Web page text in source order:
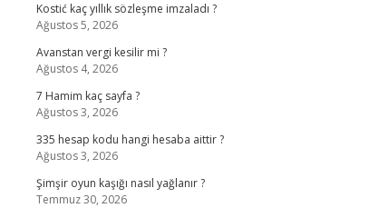
Kostić kaç yıllık sözleşme imzaladı ?
Ağustos 5, 2026
Avanstan vergi kesilir mi ?
Ağustos 4, 2026
7 Hamim kaç sayfa ?
Ağustos 3, 2026
335 hesap kodu hangi hesaba aittir ?
Ağustos 3, 2026
Şimşir oyun kaşığı nasıl yağlanır ?
Temmuz 30, 2026